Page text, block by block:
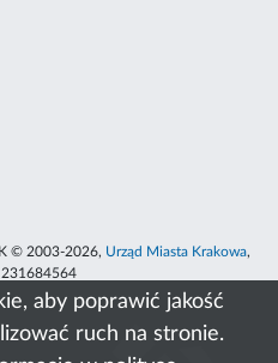
aby poprawić jakość
ruch na stronie.
© 2003-2026, Urząd Miasta Krakowa,
231684564